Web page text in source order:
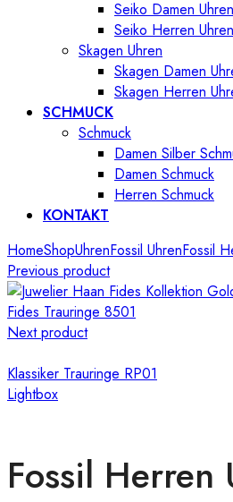
Seiko Damen Uhren
Seiko Herren Uhren
Skagen Uhren
Skagen Damen
Skagen Herren
SCHMUCK
Schmuck
Damen Silber
Damen Schmuck
Herren Schmuck
KONTAKT
HomeShopUhrenFossil UhrenFossil
Previous product
Fides Trauringe 8501
Next product
Klassiker Trauringe RP01
Lightbox
Fossil